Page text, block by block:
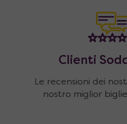
Clienti
Le recensioni dei
nostro miglior